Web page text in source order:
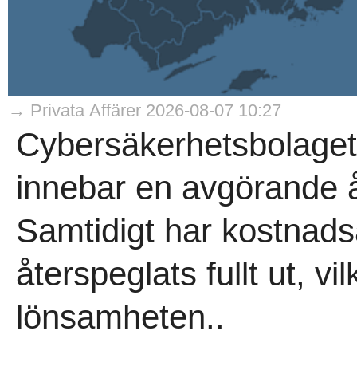
→ Privata Affärer 2026-08-07 10:27
innebar en avgörande
Samtidigt har
återspeglats fullt ut,
lönsamheten..